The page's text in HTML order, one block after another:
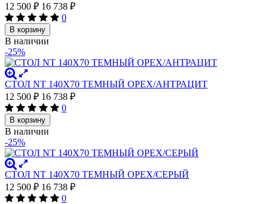
12 500 ₽ 16 738 ₽
0
В корзину
В наличии
-25%
СТОЛ NT 140X70 ТЕМНЫЙ ОРЕХ/АНТРАЦИТ
12 500 ₽ 16 738 ₽
0
В корзину
В наличии
-25%
СТОЛ NT 140X70 ТЕМНЫЙ ОРЕХ/СЕРЫЙ
12 500 ₽ 16 738 ₽
0